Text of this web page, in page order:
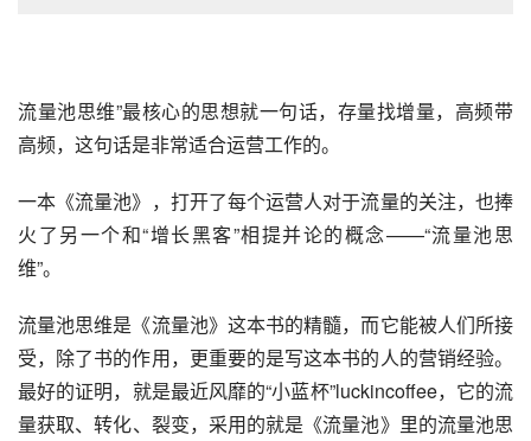
流量池思维”最核心的思想就一句话，存量找增量，高频带
高频，这句话是非常适合运营工作的。
一本《流量池》，打开了每个运营人对于流量的关注，也捧
火了另一个和“增长黑客”相提并论的概念——“流量池思
维”。
流量池思维是《流量池》这本书的精髓，而它能被人们所接
受，除了书的作用，更重要的是写这本书的人的营销经验。
最好的证明，就是最近风靡的“小蓝杯”luckincoffee，它的流
量获取、转化、裂变，采用的就是《流量池》里的流量池思